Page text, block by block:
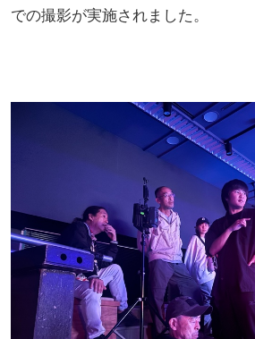
での撮影が実施されました。